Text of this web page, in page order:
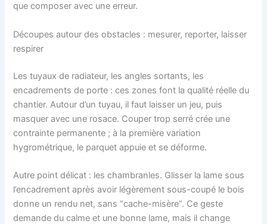
que composer avec une erreur.
Découpes autour des obstacles : mesurer, reporter, laisser
respirer
Les tuyaux de radiateur, les angles sortants, les
encadrements de porte : ces zones font la qualité réelle du
chantier. Autour d’un tuyau, il faut laisser un jeu, puis
masquer avec une rosace. Couper trop serré crée une
contrainte permanente ; à la première variation
hygrométrique, le parquet appuie et se déforme.
Autre point délicat : les chambranles. Glisser la lame sous
l’encadrement après avoir légèrement sous-coupé le bois
donne un rendu net, sans “cache-misère”. Ce geste
demande du calme et une bonne lame, mais il change